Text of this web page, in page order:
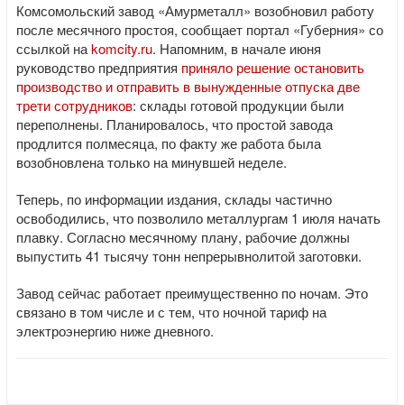
Комсомольский завод «Амурметалл» возобновил работу
после месячного простоя, сообщает портал «Губерния» со
ссылкой наkomcity.ru. Напомним, в начале июня
руководство предприятия приняло решение остановить
производство и отправить в вынужденные отпуска две
трети сотрудников: склады готовой продукции были
переполнены. Планировалось, что простой завода
продлится полмесяца, по факту же работа была
возобновлена только на минувшей неделе.
Теперь, по информации издания, склады частично
освободились, что позволило металлургам 1 июля начать
плавку. Согласно месячному плану, рабочие должны
выпустить 41 тысячу тонн непрерывнолитой заготовки.
Завод сейчас работает преимущественно по ночам. Это
связано в том числе и с тем, что ночной тариф на
электроэнергию ниже дневного.